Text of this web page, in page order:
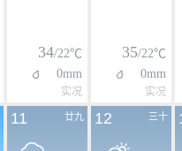
34/22℃
0mm
实况
35/22℃
0mm
实况
廿九
11 三十
12